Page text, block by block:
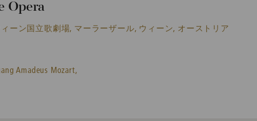
Opera
ーン国立歌劇場, マーラーザール, ウィーン, オーストリア
Amadeus Mozart,